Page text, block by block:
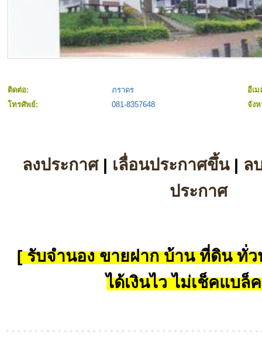
ติดต่อ: ภราดร
อีเ
โทรศัพย์:
081-8357648 จัง
ลงประกาศ| เลื่อนประกาศขึ้น| ล
ประกาศ
[ รับจำนอง ขายฝาก บ้าน ที่ดิน ทั่ว
ได้เงินไว ไม่เช็คแบล็